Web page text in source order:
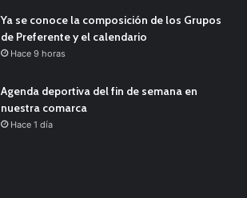
Ya se conoce la composición de los Grupos
de Preferente y el calendario
Hace 9 horas
Agenda deportiva del fin de semana en
nuestra comarca
Hace 1 día